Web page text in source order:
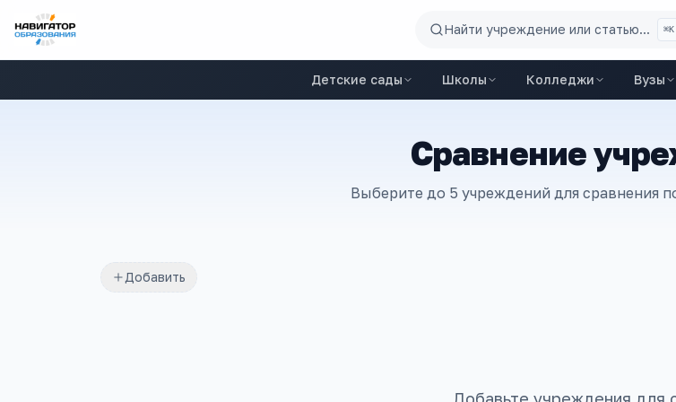
Найти учреждение или статью... ⌘K
Детские сады Школы Колледжи Вузы
Сравнение
Выберите до 5 учреждений для сравнения
Добавить